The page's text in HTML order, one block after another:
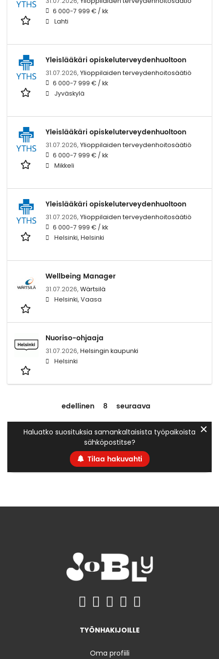
6 000-7 999 € / kk
Lahti
Yleislääkäri opiskeluterveydenhuoltoon
31.07.2026, Ylioppilaiden terveydenhoitosäätiö
6 000-7 999 € / kk
Jyväskylä
Yleislääkäri opiskeluterveydenhuoltoon
31.07.2026, Ylioppilaiden terveydenhoitosäätiö
6 000-7 999 € / kk
Mikkeli
Yleislääkäri opiskeluterveydenhuoltoon
31.07.2026, Ylioppilaiden terveydenhoitosäätiö
6 000-7 999 € / kk
Helsinki, Helsinki
Wellbeing Manager
31.07.2026, Wärtsilä
Helsinki, Vaasa
Nuoriso-ohjaaja
31.07.2026, Helsingin kaupunki
Helsinki
edellinen 8 seuraava
Haluatko suosituksia samankaltaisista työpaikoista
sähköpostitse?
Tilaa hakuvahti
✕
TYÖNHAKIJOILLE
Oma profiili